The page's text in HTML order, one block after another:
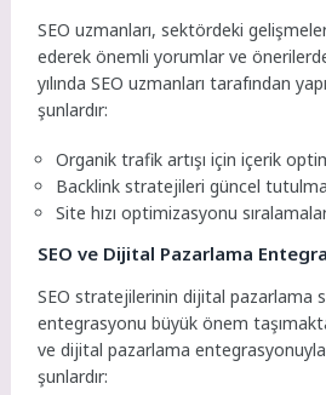
SEO uzmanları, sektördeki
ederek önemli yorumlar ve
yılında SEO uzmanları tarafından
şunlardır:
Organik trafik artışı için içerik
Backlink stratejileri güncel
Site hızı optimizasyonu
SEO ve Dijital Pazarlama
SEO stratejilerinin dijital pazarlama
entegrasyonu büyük önem
ve dijital pazarlama
şunlardır: